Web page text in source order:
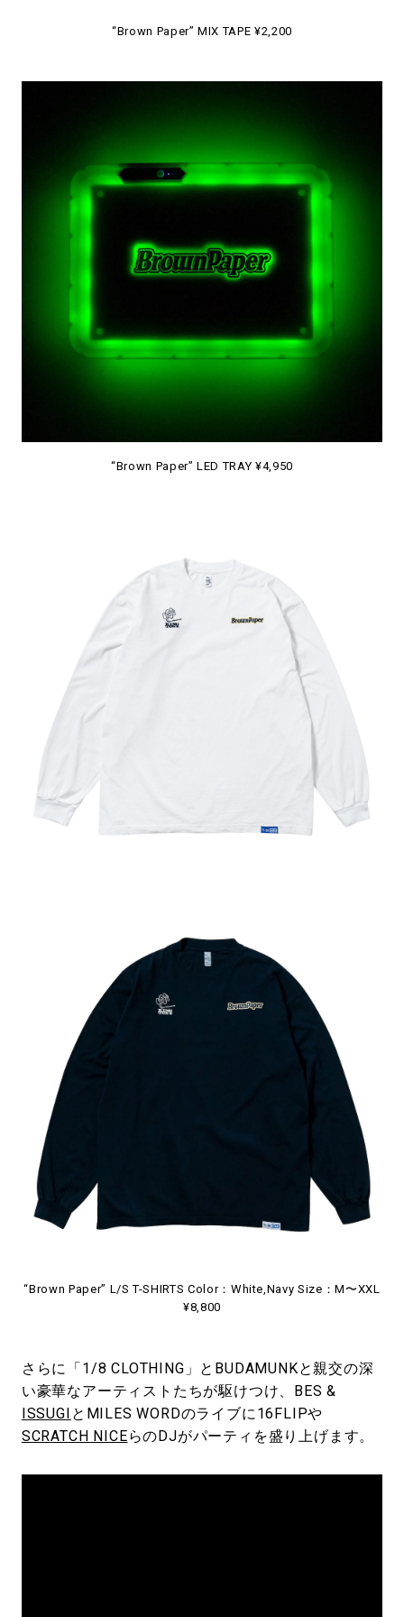
“Brown Paper” MIX TAPE ¥2,200
“Brown Paper” LED TRAY ¥4,950
“Brown Paper” L/S T-SHIRTS Color：White,Navy Size：M〜XXL
¥8,800
さらに「1/8 CLOTHING」とBUDAMUNKと親交の深
い豪華なアーティストたちが駆けつけ、BES &
ISSUGI とMILES WORDのライブに16FLIPや
SCRATCH NICEらのDJがパーティを盛り上げます。